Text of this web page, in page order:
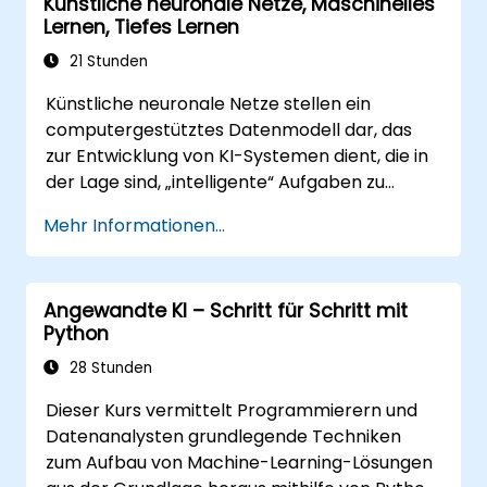
Lernen, Tiefes Lernen
21 Stunden
Künstliche neuronale Netze stellen ein
computergestütztes Datenmodell dar, das
zur Entwicklung von KI-Systemen dient, die in
der Lage sind, „intelligente“ Aufgaben zu
Anwendung in Verfahren des maschinellen
Lernens, welche wiederum eine Form der
künstlichen Intelligenz darstellen. Tiefes
Lernen bildet dabei ein Untergebiet des
maschinellen Lernens.
Mehr Informationen...
Angewandte KI – Schritt für Schritt mit
Python
28 Stunden
Dieser Kurs vermittelt Programmierern und
Datenanalysten grundlegende Techniken
zum Aufbau von Machine-Learning-Lösungen